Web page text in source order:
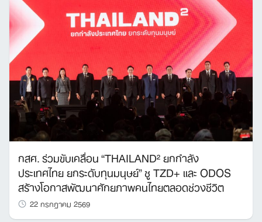
กสศ. ร่วมขับเคลื่อน “THAILAND² ยกกำลัง
ประเทศไทย ยกระดับทุนมนุษย์” ชู TZD+ และ ODOS
สร้างโอกาสพัฒนาศักยภาพคนไทยตลอดช่วงชีวิต
22 กรกฎาคม 2569